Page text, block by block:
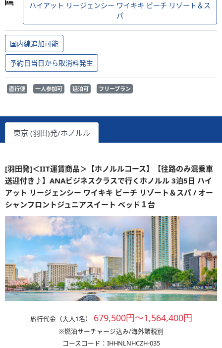
ハイアット リージェンシー ワイキキ ビーチ リゾート＆ス
パ
国内線追加可能
予約日当日から取消料発生
直行便 一人参加可 延泊可 フリープラン
東京 (羽田)発/ホノルル
[羽田発]＜IIT運賃商品＞【ホノルルコース】【往路のみ混乗車
送迎付き♪】ANAビジネスクラスで行くホノルル 3泊5日 ハイ
アット リージェンシー ワイキキ ビーチ リゾート＆スパ / オー
シャンフロントジュニアスイート ベッド１台
旅行代金（大人1名） 679,500円～1,564,400円
※燃油サーチャージ込み/海外諸税別
コースコード：IHHNLNHCZH-035